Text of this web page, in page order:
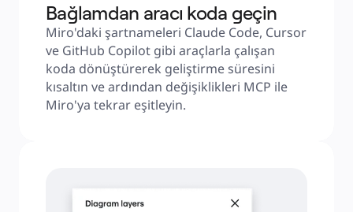
Bağlamdan aracı koda geçin
Miro'daki şartnameleri Claude Code, Cursor
ve GitHub Copilot gibi araçlarla çalışan
koda dönüştürerek geliştirme süresini
kısaltın ve ardından değişiklikleri MCP ile
Miro'ya tekrar eşitleyin.